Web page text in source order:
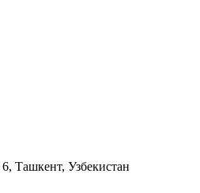
Ташкент, Узбекистан